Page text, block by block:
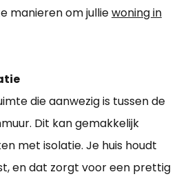
manieren om julliewoning in
die aanwezig is tussen de
Dit kan gemakkelijk
met isolatie. Je huis houdt
en dat zorgt voor een prettig